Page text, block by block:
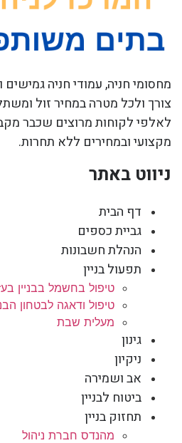
מחסומי חניה, עמודי חניה
צורך ולכל מטרה במחיר זול
לאלפי לקוחות מרוצים שכבר
מקצועי ובמחירים ללא תחרות.
ניווט באתר
דף הבית
גביית כספים
הנהלת חשבונות
תפעול בניין
טיפול בחשמל בבניין
טיפול ודאגה לבטחון
מעלית שבת
גינון
ניקיון
אב ושמירה
ביטוח לבניין
תחזוק בניין
מהנדס חברת ניהול